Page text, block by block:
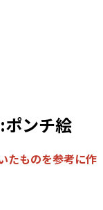
ンチ絵
たものを参考に作